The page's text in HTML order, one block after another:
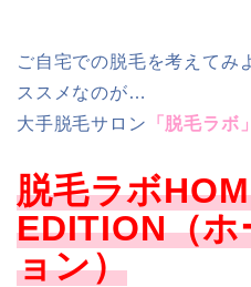
ご自宅での脱毛を考えてみ
ススメなのが…
大手脱毛サロン 「脱毛ラボ
脱毛ラボ
EDITION（
ョン）